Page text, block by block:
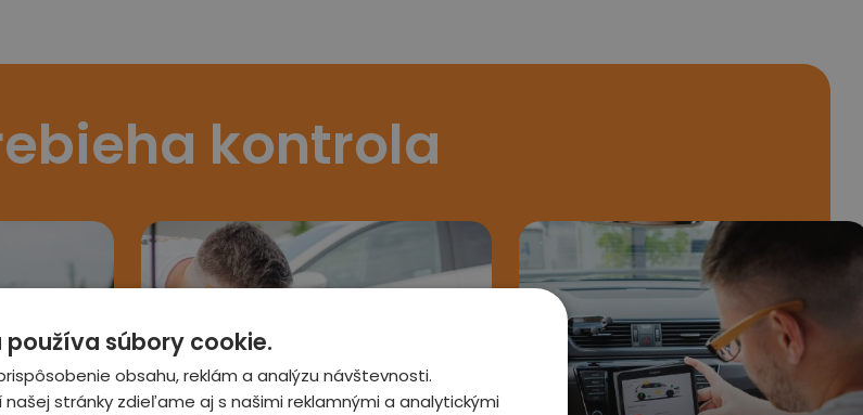
kontrola
súbory cookie.
obsahu, reklám a analýzu návštevnosti.
stránky zdieľame aj s našimi reklamnými a analytickými